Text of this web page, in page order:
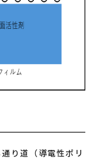
り道（導電性ポリ